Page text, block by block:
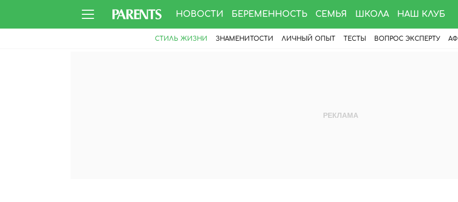
НОВОСТИ БЕРЕМЕННОСТЬ СЕМЬЯ ШКОЛА НАШ КЛУБ
СТИЛЬ ЖИЗНИ ЗНАМЕНИТОСТИ ЛИЧНЫЙ ОПЫТ ТЕСТЫ ВОПРОС ЭКСПЕРТУ